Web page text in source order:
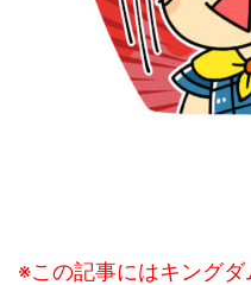
※この記事にはキング